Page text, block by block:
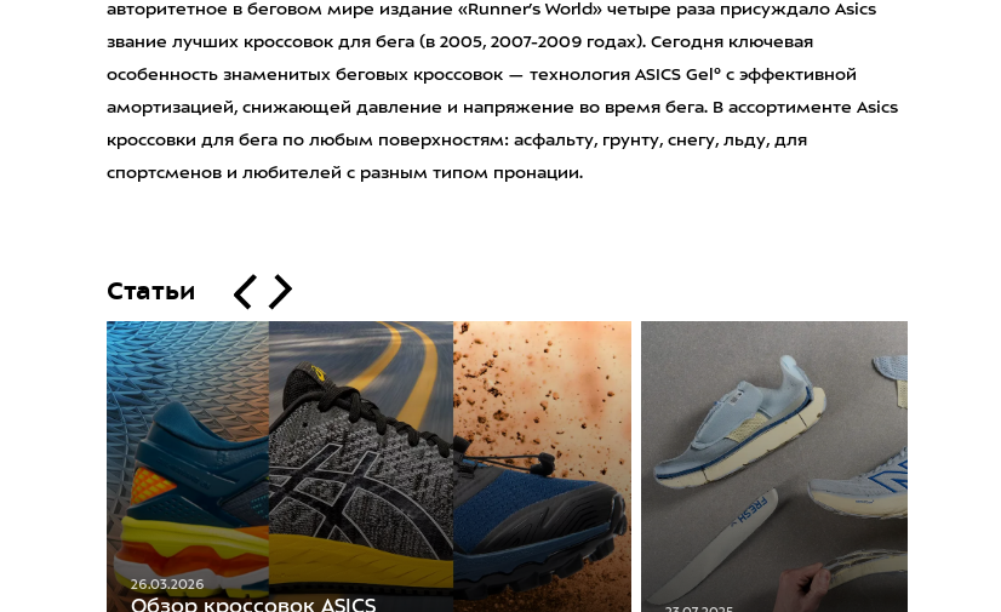
авторитетное в беговом мире издание «Runner’s World» четыре раза присуждало Asics
звание лучших кроссовок для бега (в 2005, 2007-2009 годах). Сегодня ключевая
особенность знаменитых беговых кроссовок — технология ASICS Gel® с эффективной
амортизацией, снижающей давление и напряжение во время бега. В ассортименте Asics
кроссовки для бега по любым поверхностям: асфальту, грунту, снегу, льду, для
спортсменов и любителей с разным типом пронации.
Статьи
26.03.2026
Обзор кроссовок ASICS